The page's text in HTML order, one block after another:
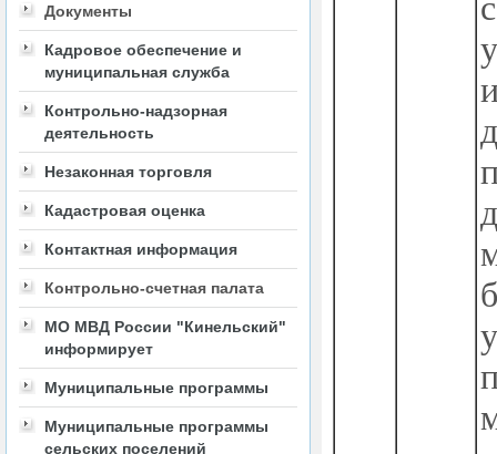
Документы
Кадровое обеспечение и
муниципальная служба
Контрольно-надзорная
деятельность
Незаконная торговля
Кадастровая оценка
Контактная информация
Контрольно-счетная палата
МО МВД России "Кинельский"
информирует
Муниципальные программы
Муниципальные программы
сельских поселений